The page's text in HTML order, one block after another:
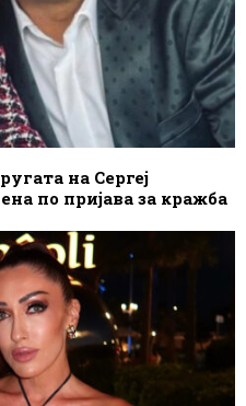
на Сергеј
по пријава за кражба